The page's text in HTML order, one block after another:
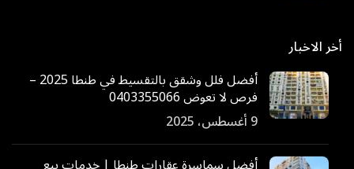
أخر الاخبار
أفضل فلل وشقق بالتقسيط في طنطا 2025 –
فرص لا تعوض 0403355066
9 أغسطس، 2025